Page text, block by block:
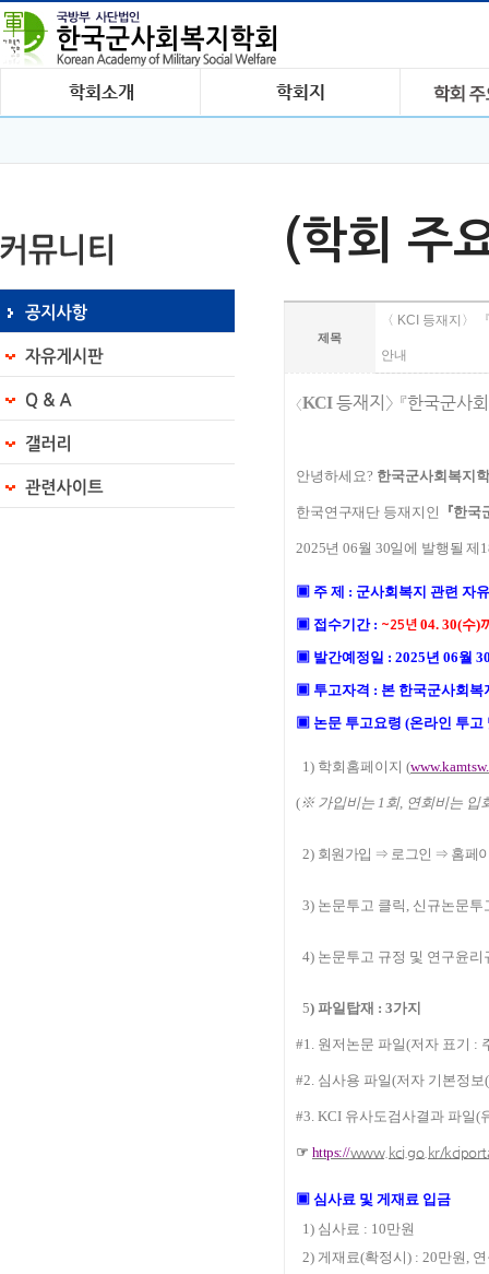
(학회 주
제목
〈 KCI 등재지〉
안내
〈KCI등재지 〉 『한국군사
안녕하세요? 한국군사회복지
한국연구재단 등재지인 『한국
2025년 06월 30일에 발행될 제
▣ 주 제 : 군사회복지 관련 자
▣ 접수기간 : ~25년 04. 30(수)
▣ 발간예정일 : 2025년 06월
▣ 투고자격 : 본 한국군사회복
▣ 논문 투고요령 (온라인 투고
1) 학회홈페이지 (
(※ 가입비는 1 회, 연회비는 입
2) 회원가입 ⇒ 로그인 ⇒ 홈페
3) 논문투고 클릭 , 신규논문투
4) 논문투고 규정 및 연구윤리
5) 파일탑재 : 3가지
#1. 원저논문 파일(저자 표기 :
#2. 심사용 파일(저자 기본정보(
#3. KCI 유사도검사결과 파일(
☞ https://www.kci.go.kr/
▣ 심사료 및 게재료 입금
1) 심사료 : 10만원
2) 게재료(확정시) : 20만원 ,